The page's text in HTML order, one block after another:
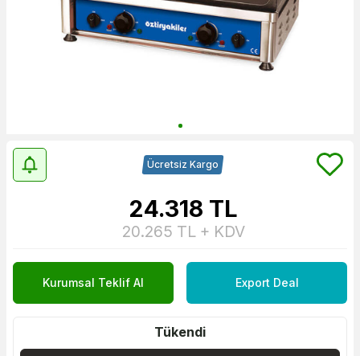
Ücretsiz Kargo
24.318 TL
20.265 TL + KDV
Kurumsal Teklif Al Export Deal
Tükendi